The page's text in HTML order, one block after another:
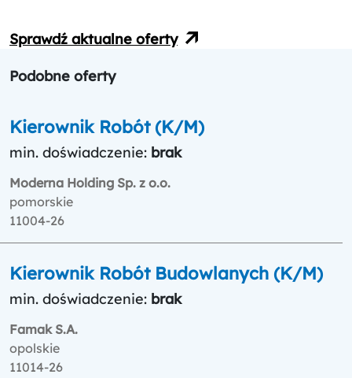
Sprawdź aktualne oferty
Podobne oferty
Kierownik Robót (K/M)
min. doświadczenie: brak
Moderna Holding Sp. z o.o.
pomorskie
11004-26
Kierownik Robót Budowlanych (K/M)
min. doświadczenie: brak
Famak S.A.
opolskie
11014-26